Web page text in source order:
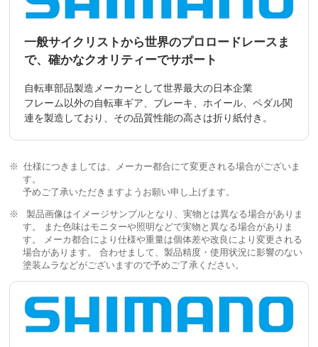
一般サイクリストから世界のプロロードレースま
で、確かなクオリティーでサポート
自転車部品製造メーカーとして世界最大の日本企業
フレーム以外の自転車ギア、ブレーキ、ホイール、ペダル関
連を製造しており、その品質性能の高さは折り紙付き。
仕様につきましては、メーカー都合にて変更される場合がございま
す。
予めご了承いただきますようお願い申し上げます。
製品画像はイメージサンプルとなり、実物とは異なる場合がありま
す。 また色味はモニターや照明などで実物と異なる場合がありま
す。 メーカ都合により仕様や重量は個体差や改良により変更される
場合があります。 合わせまして、製品精度・使用状況に影響のない
塗装ムラなどがございますので予めご了承ください。